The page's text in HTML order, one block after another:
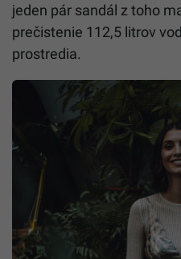
jeden pár sandál z toho
prečistenie 112,5 litrov
prostredia.